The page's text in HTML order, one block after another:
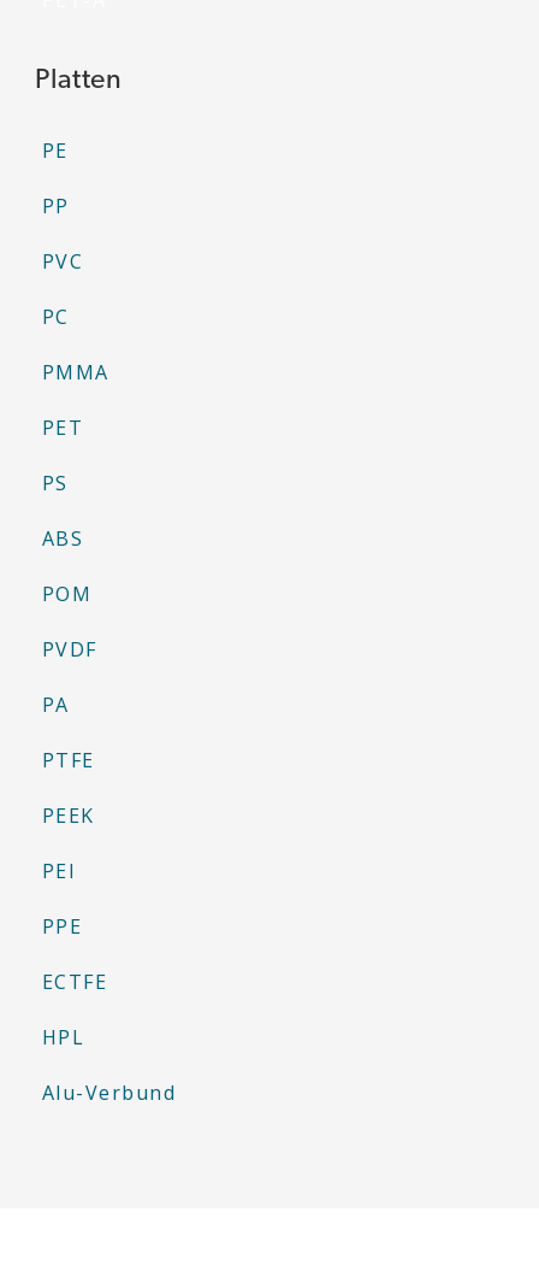
Platten
PE
PP
PVC
PC
PMMA
PET
PS
ABS
POM
PVDF
PA
PTFE
PEEK
PEI
PPE
ECTFE
HPL
Alu-Verbund